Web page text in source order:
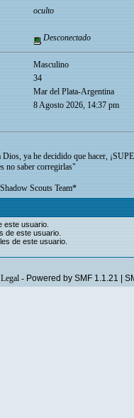
oculto
Desconectado
Masculino
34
Mar del Plata-Argentina
8 Agosto 2026, 14:37 pm
Dios, ya he decidido que hacer,
no saber corregirlas"
Scouts Team*
este usuario.
de este usuario.
de este usuario.
- Powered by SMF 1.1.21